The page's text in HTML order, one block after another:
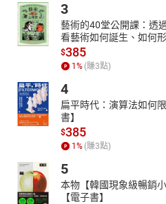
3
藝術的40堂公開課：透
看藝術如何誕生、如何
$385
1 % (賺3點)
4
扁平時代：演算法如何
書】
$385
1 % (賺3點)
5
本物【韓國現象級暢銷
【電子書】